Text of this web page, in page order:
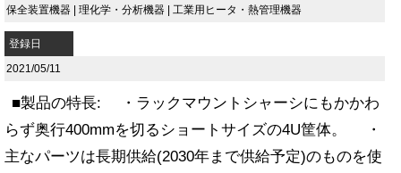
保全装置機器 | 理化学・分析機器 | 工業用ヒータ・熱管理機器
登録日
2021/05/11
■製品の特長: ・ラックマウントシャーシにもかかわ
らず奥行400mmを切るショートサイズの4U筐体。 ・
主なパーツは長期供給(2030年まで供給予定)のものを使